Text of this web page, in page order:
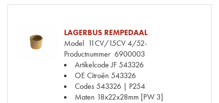
LAGERBUS REMPEDAAL
Model 11CV/15CV 4/52-
Productnummer 6900003
Artikelcode JF543326
OE Citroën 543326
Codes543326 | P254
Maten 18x22x28mm [PW 3]